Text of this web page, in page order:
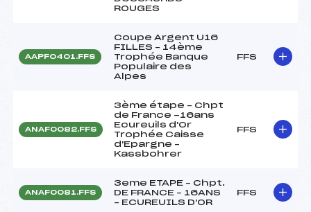
ROUGES
AAPF0401.FFS
Coupe Argent U16
FILLES – 14ème
Trophée Banque
Populaire des
Alpes
FFS
ANAF0082.FFS
3ème étape – Chpt
de France -16ans
Ecureuils d'Or
Trophée Caisse
d'Epargne –
Kassbohrer
FFS
ANAF0081.FFS
3eme ETAPE – Chpt.
DE FRANCE – 16ANS
– ECUREUILS D'OR
FFS